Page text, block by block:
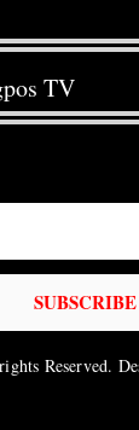
TV
SUBSCRIBE
Reserved.